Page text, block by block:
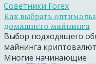
Советники Forex
Как выбрать
домашнего майнинга
Выбор подходящего
майнинга
Многие начинающие